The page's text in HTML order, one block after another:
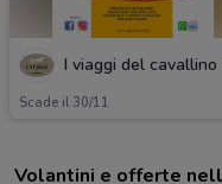
I viaggi del cavallino
Scade il 30/11
Volantini e offerte